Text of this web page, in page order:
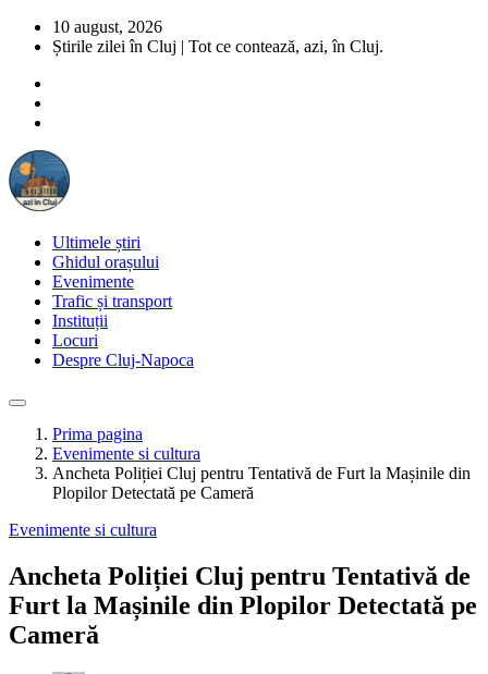
10 august, 2026
Știrile zilei în Cluj | Tot ce contează, azi, în Cluj.
Ultimele știri
Ghidul orașului
Evenimente
Trafic și transport
Instituții
Locuri
Despre Cluj-Napoca
Prima pagina
Evenimente si cultura
Ancheta Poliției Cluj pentru Tentativă de Furt la Mașinile din
Plopilor Detectată pe Cameră
Evenimente si cultura
Ancheta Poliției Cluj pentru Tentativă de
Furt la Mașinile din Plopilor Detectată pe
Cameră